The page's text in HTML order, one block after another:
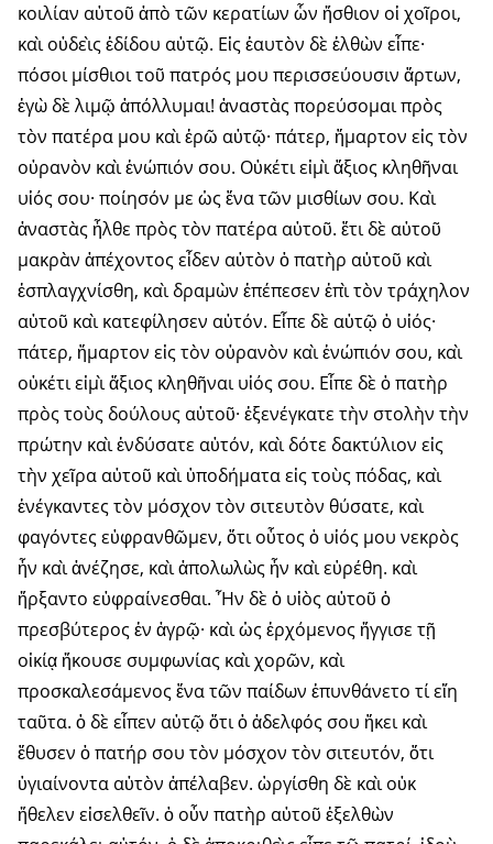
κοιλίαν αὐτοῦ ἀπὸ τῶν κερατίων ὧν ἤσθιον οἱ χοῖροι,
καὶ οὐδεὶς ἐδίδου αὐτῷ. Εἰς ἑαυτὸν δὲ ἐλθὼν εἶπε·
πόσοι μίσθιοι τοῦ πατρός μου περισσεύουσιν ἄρτων,
ἐγὼ δὲ λιμῷ ἀπόλλυμαι! ἀναστὰς πορεύσομαι πρὸς
τὸν πατέρα μου καὶ ἐρῶ αὐτῷ· πάτερ, ἥμαρτον εἰς τὸν
οὐρανὸν καὶ ἐνώπιόν σου. Οὐκέτι εἰμὶ ἄξιος κληθῆναι
υἱός σου· ποίησόν με ὡς ἕνα τῶν μισθίων σου. Καὶ
ἀναστὰς ἦλθε πρὸς τὸν πατέρα αὐτοῦ. ἔτι δὲ αὐτοῦ
μακρὰν ἀπέχοντος εἶδεν αὐτὸν ὁ πατὴρ αὐτοῦ καὶ
ἐσπλαγχνίσθη, καὶ δραμὼν ἐπέπεσεν ἐπὶ τὸν τράχηλον
αὐτοῦ καὶ κατεφίλησεν αὐτόν. Εἶπε δὲ αὐτῷ ὁ υἱός·
πάτερ, ἥμαρτον εἰς τὸν οὐρανὸν καὶ ἐνώπιόν σου, καὶ
οὐκέτι εἰμὶ ἄξιος κληθῆναι υἱός σου. Εἶπε δὲ ὁ πατὴρ
πρὸς τοὺς δούλους αὐτοῦ· ἐξενέγκατε τὴν στολὴν τὴν
πρώτην καὶ ἐνδύσατε αὐτόν, καὶ δότε δακτύλιον εἰς
τὴν χεῖρα αὐτοῦ καὶ ὑποδήματα εἰς τοὺς πόδας, καὶ
ἐνέγκαντες τὸν μόσχον τὸν σιτευτὸν θύσατε, καὶ
φαγόντες εὐφρανθῶμεν, ὅτι οὗτος ὁ υἱός μου νεκρὸς
ἦν καὶ ἀνέζησε, καὶ ἀπολωλὼς ἦν καὶ εὑρέθη. καὶ
ἤρξαντο εὐφραίνεσθαι. ῏Ην δὲ ὁ υἱὸς αὐτοῦ ὁ
πρεσβύτερος ἐν ἀγρῷ· καὶ ὡς ἐρχόμενος ἤγγισε τῇ
οἰκίᾳ ἤκουσε συμφωνίας καὶ χορῶν, καὶ
προσκαλεσάμενος ἕνα τῶν παίδων ἐπυνθάνετο τί εἴη
ταῦτα. ὁ δὲ εἶπεν αὐτῷ ὅτι ὁ ἀδελφός σου ἥκει καὶ
ἔθυσεν ὁ πατήρ σου τὸν μόσχον τὸν σιτευτόν, ὅτι
ὑγιαίνοντα αὐτὸν ἀπέλαβεν. ὠργίσθη δὲ καὶ οὐκ
ἤθελεν εἰσελθεῖν. ὁ οὖν πατὴρ αὐτοῦ ἐξελθὼν